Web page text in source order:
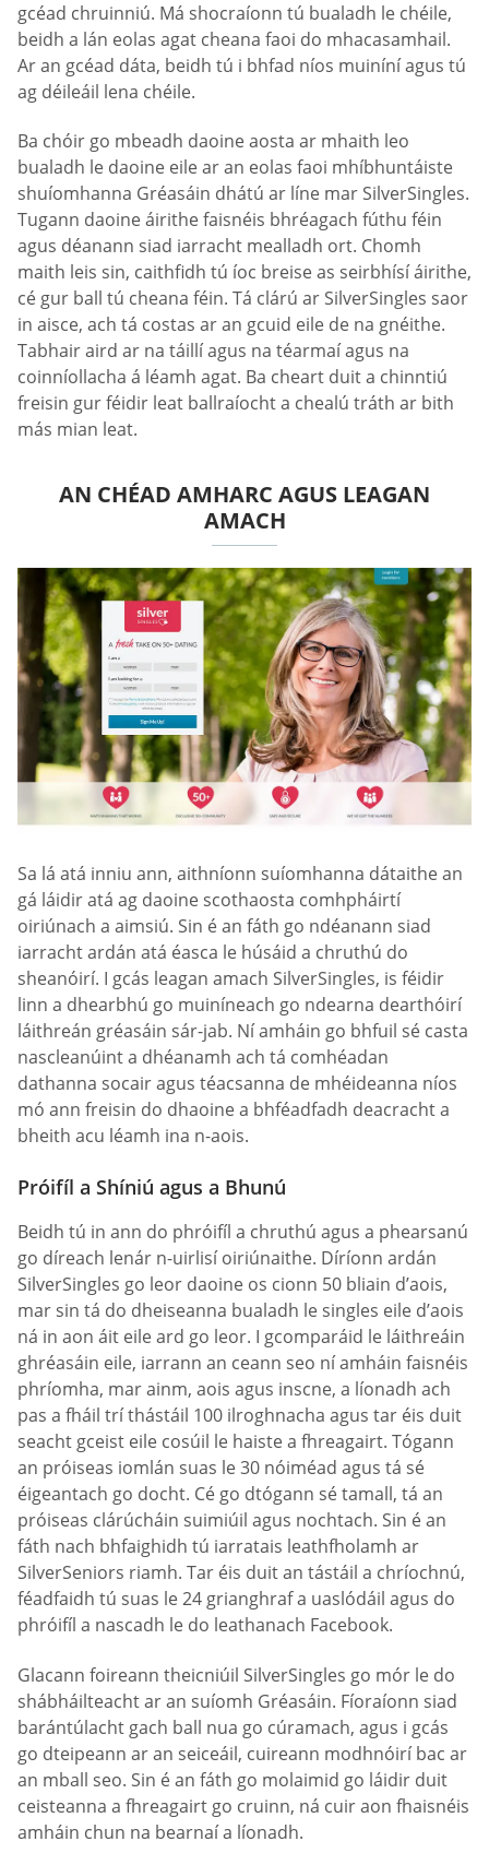
gcéad chruinniú. Má shocraíonn tú bualadh le chéile,
beidh a lán eolas agat cheana faoi do mhacasamhail.
Ar an gcéad dáta, beidh tú i bhfad níos muiníní agus tú
ag déileáil lena chéile.
Ba chóir go mbeadh daoine aosta ar mhaith leo
bualadh le daoine eile ar an eolas faoi mhíbhuntáiste
shuíomhanna Gréasáin dhátú ar líne mar SilverSingles.
Tugann daoine áirithe faisnéis bhréagach fúthu féin
agus déanann siad iarracht mealladh ort. Chomh
maith leis sin, caithfidh tú íoc breise as seirbhísí áirithe,
cé gur ball tú cheana féin. Tá clárú ar SilverSingles saor
in aisce, ach tá costas ar an gcuid eile de na gnéithe.
Tabhair aird ar na táillí agus na téarmaí agus na
coinníollacha á léamh agat. Ba cheart duit a chinntiú
freisin gur féidir leat ballraíocht a chealú tráth ar bith
más mian leat.
AN CHÉAD AMHARC AGUS LEAGAN
AMACH
Sa lá atá inniu ann, aithníonn suíomhanna dátaithe an
gá láidir atá ag daoine scothaosta comhpháirtí
oiriúnach a aimsiú. Sin é an fáth go ndéanann siad
iarracht ardán atá éasca le húsáid a chruthú do
sheanóirí. I gcás leagan amach SilverSingles, is féidir
linn a dhearbhú go muiníneach go ndearna dearthóirí
láithreán gréasáin sár-jab. Ní amháin go bhfuil sé casta
nascleanúint a dhéanamh ach tá comhéadan
dathanna socair agus téacsanna de mhéideanna níos
mó ann freisin do dhaoine a bhféadfadh deacracht a
bheith acu léamh ina n-aois.
Próifíl a Shíniú agus a Bhunú
Beidh tú in ann do phróifíl a chruthú agus a phearsanú
go díreach lenár n-uirlisí oiriúnaithe. Díríonn ardán
SilverSingles go leor daoine os cionn 50 bliain d’aois,
mar sin tá do dheiseanna bualadh le singles eile d’aois
ná in aon áit eile ard go leor. I gcomparáid le láithreáin
ghréasáin eile, iarrann an ceann seo ní amháin faisnéis
phríomha, mar ainm, aois agus inscne, a líonadh ach
pas a fháil trí thástáil 100 ilroghnacha agus tar éis duit
seacht gceist eile cosúil le haiste a fhreagairt. Tógann
an próiseas iomlán suas le 30 nóiméad agus tá sé
éigeantach go docht. Cé go dtógann sé tamall, tá an
próiseas clárúcháin suimiúil agus nochtach. Sin é an
fáth nach bhfaighidh tú iarratais leathfholamh ar
SilverSeniors riamh. Tar éis duit an tástáil a chríochnú,
féadfaidh tú suas le 24 grianghraf a uaslódáil agus do
phróifíl a nascadh le do leathanach Facebook.
Glacann foireann theicniúil SilverSingles go mór le do
shábháilteacht ar an suíomh Gréasáin. Fíoraíonn siad
barántúlacht gach ball nua go cúramach, agus i gcás
go dteipeann ar an seiceáil, cuireann modhnóirí bac ar
an mball seo. Sin é an fáth go molaimid go láidir duit
ceisteanna a fhreagairt go cruinn, ná cuir aon fhaisnéis
amháin chun na bearnaí a líonadh.